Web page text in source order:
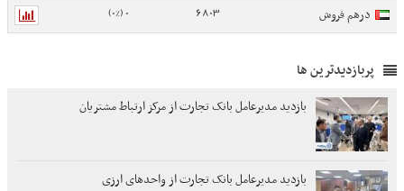
درهم فروش 6803
0 (0%)
پربازدیدترین ها
بازدید مدیرعامل بانک تجارت از مرکز ارتباط مشتریان
بازدید مدیرعامل بانک تجارت از واحدهای ارزی